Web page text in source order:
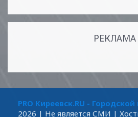
РЕКЛАМА
PRO Киреевск.RU - Городской
2026 | Не является СМИ |